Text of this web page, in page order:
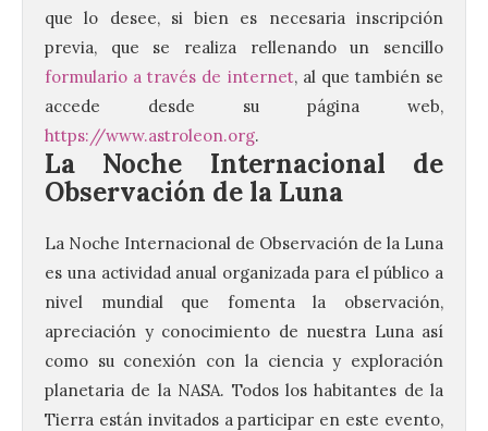
que lo desee, si bien es necesaria inscripción
previa, que se realiza rellenando un sencillo
formulario a través de internet, al que también se
accede desde su página web,
https://www.astroleon.org.
La Noche Internacional de
Observación de la Luna
La Noche Internacional de Observación de la Luna
es una actividad anual organizada para el público a
nivel mundial que fomenta la observación,
apreciación y conocimiento de nuestra Luna así
como su conexión con la ciencia y exploración
planetaria de la NASA. Todos los habitantes de la
Tierra están invitados a participar en este evento,